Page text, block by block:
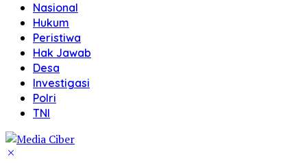
Nasional
Hukum
Peristiwa
Hak Jawab
Desa
Investigasi
Polri
TNI